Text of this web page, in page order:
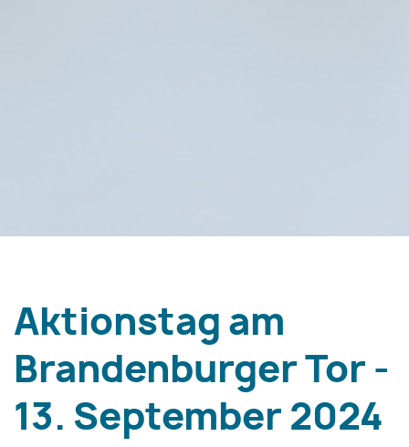
Aktionstag am
Brandenburger Tor -
13. September 2024